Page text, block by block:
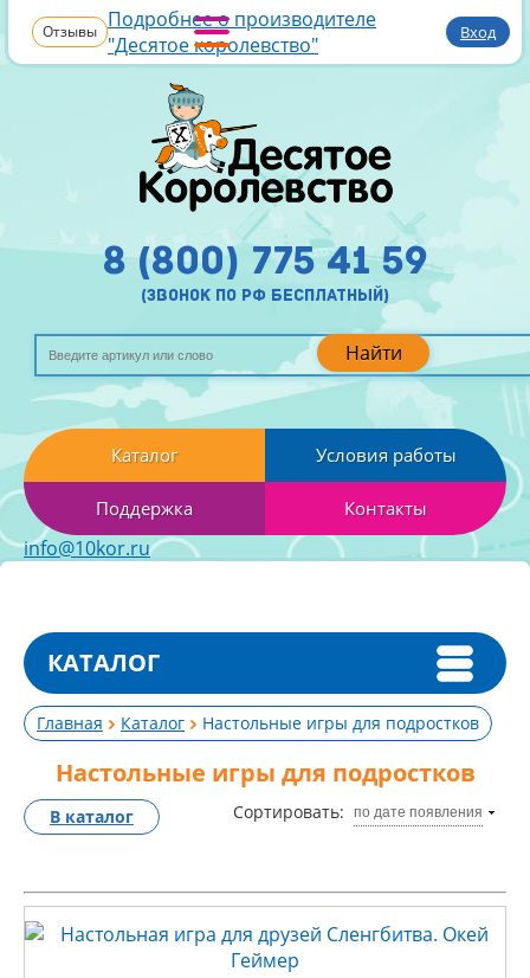
Отзывы Подробнее о производителе
"Десятое королевство"
Вход
Найти
8 (800) 775 41 59
(звонок по рф бесплатный)
Каталог Условия работы
Поддержка Контакты
info@10kor.ru
КАТАЛОГ
Главная Каталог Настольные игры для подростков
Настольные игры для подростков
Сортировать: по дате появления
В каталог